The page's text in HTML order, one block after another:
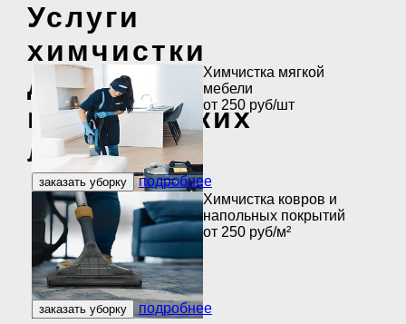
Услуги
химчистки
для
юридических
лиц
Химчистка мягкой
мебели
от 250 руб/шт
заказать уборку
подробнее
Химчистка ковров и
напольных покрытий
от 250 руб/м²
заказать уборку подробнее